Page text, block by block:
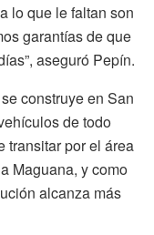
lo que le faltan son
garantías de que
aseguró Pepín.
construye en San
de todo
transitar por el área
Maguana, y como
alcanza más